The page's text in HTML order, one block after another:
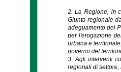
2. La Regione, in
Giunta regionale
adeguamento del
per l'erogazione
urbana e
governo del
3. Agli interventi
regionali di